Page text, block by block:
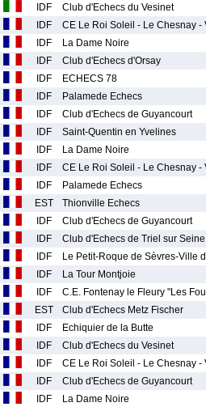
IDF Club d'Echecs du Vesinet
IDF CE Le Roi Soleil - Le Chesnay
IDF La Dame Noire
IDF Club d'Echecs d'Orsay
IDF ECHECS 78
IDF Palamede Echecs
IDF Club d'Echecs de Guyancourt
IDF Saint-Quentin en Yvelines
IDF La Dame Noire
IDF CE Le Roi Soleil - Le Chesnay
IDF Palamede Echecs
EST Thionville Echecs
IDF Club d'Echecs de Guyancourt
IDF Club d'Echecs de Triel sur Seine
IDF Le Petit-Roque de Sèvres-Ville
IDF La Tour Montjoie
IDF C.E. Fontenay le Fleury "Les
EST Club d'Echecs Metz Fischer
IDF Echiquier de la Butte
IDF Club d'Echecs du Vesinet
IDF CE Le Roi Soleil - Le Chesnay
IDF Club d'Echecs de Guyancourt
IDF La Dame Noire